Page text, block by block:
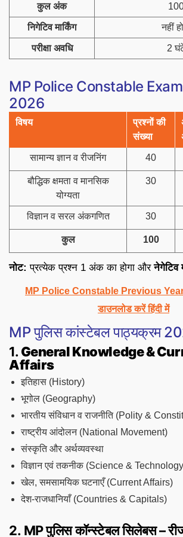
कुल अंक
निगेटिव मार्किंग नहीं
परीक्षा अवधि 2
MP Police Constable
2026
विषय
प्रश्नों की
संख्या
सामान्य ज्ञान व रीजनिंग 40
बौद्धिक क्षमता व मानसिक
योग्यता
30
विज्ञान व सरल अंकगणित 30
कुल 100
नोट: प्रत्येक प्रश्न 1 अंक का होगा औरनेगेटिव
MP Police Constable Previous
डाउनलोड करें हिंदी में
MP पुलिस कांस्टेबल पाठ्यक्रम
1. General Knowledge &
Affairs
इतिहास (History)
भूगोल (Geography)
भारतीय संविधान व राजनीति (Polity &
राष्ट्रीय आंदोलन (National Movement)
संस्कृति और अर्थव्यवस्था
विज्ञान एवं तकनीक (Science &
खेल, समसामयिक घटनाएँ (Current Affairs)
देश-राजधानियाँ (Countries & Capitals)
2. MP पुलिस कॉन्स्टेबल सिलेबस –